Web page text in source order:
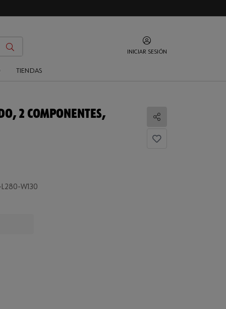
INICIAR SESIÓN
TIENDAS
2 COMPONENTES,
Compartir
L280-W130